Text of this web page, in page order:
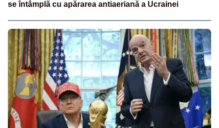
se întâmplă cu apărarea antiaeriană a Ucrainei